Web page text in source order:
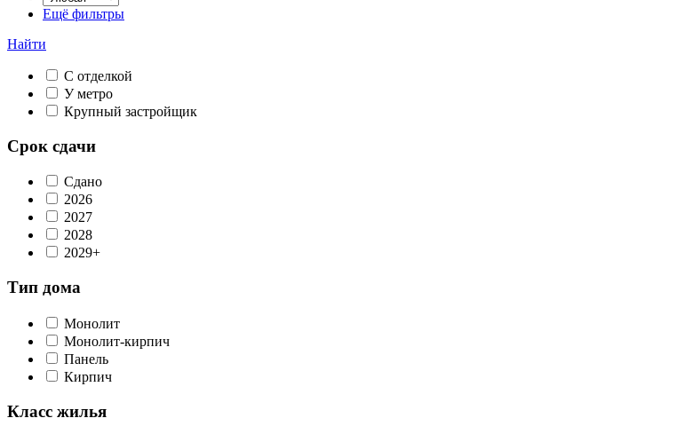
Ещё фильтры
Найти
С отделкой
У метро
Крупный застройщик
Срок сдачи
Сдано
2026
2027
2028
2029+
Тип дома
Монолит
Монолит-кирпич
Панель
Кирпич
Класс жилья